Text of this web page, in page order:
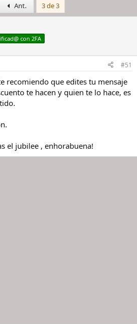
Ant. 3 de 3
con 2FA
#51
recomiendo que edites tu mensaje
te hacen y quien te lo hace, es
el jubilee , enhorabuena!